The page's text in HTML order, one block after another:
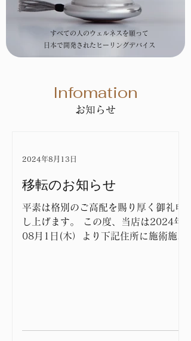
すべての人のウェルネスを願って
日本で開発されたヒーリングデバイス
Infomation
お知らせ
移転のお知らせ
平素は格別のご高配を賜り厚く御礼申
し上げます。 この度、当店は2024年
08月1日(木）より下記住所に施術施設
2024年8月13日